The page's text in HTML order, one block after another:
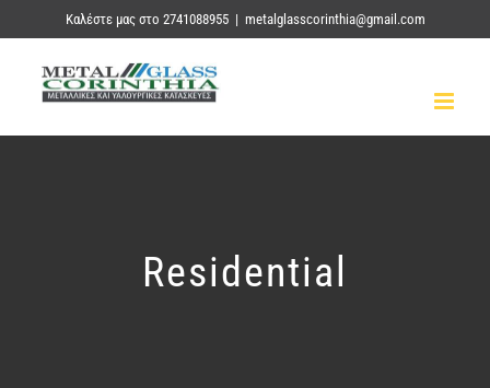
content
Καλέστε μας στο 2741088955 | metalglasscorinthia@gmail.com
Residential